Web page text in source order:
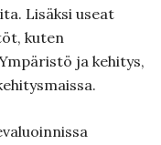
Lisäksi useat
kuten
ja kehitys,